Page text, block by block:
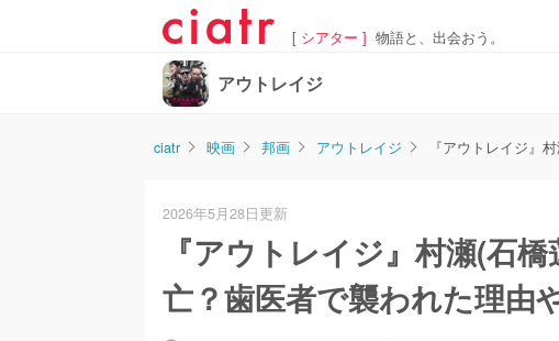
[ シアター ] 物語と、出会おう。
アウトレイジ
ciatr 映画 邦画 アウトレイジ 『アウトレイジ』
2026年5月28日更新
『アウトレイジ』村瀬(石
亡？歯医者で襲われた理由